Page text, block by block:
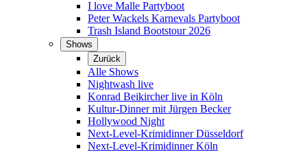
I love Malle Partyboot
Peter Wackels Karnevals Partyboot
Trash Island Bootstour 2026
Shows
Zurück
Alle Shows
Nightwash live
Konrad Beikircher live in Köln
Kultur-Dinner mit Jürgen Becker
Hollywood Night
Next-Level-Krimidinner Düsseldorf
Next-Level-Krimidinner Köln